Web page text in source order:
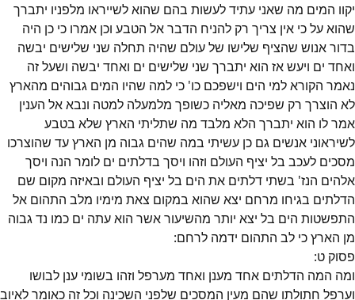
יקוו המים מה שאני עתיד לעשות בהם שהוא לשייראו מלפניו יתברך
שהוא על כי אין צריך רק להניח הדבר אל הטבע וכן אמרו כי כן היה
בדור אנוש שהציף שלישו של עולם שהיה תחלה שני שלישים יבשה
ואחד ים ויעש אז הוא יתברך שני שלישים ים ואחד יבשה ושעל זה
נאמר הקורא למי הים וישפכם כו' כי למה שהיו המים גבוהים מהארץ
לא הוצרך רק שפיכה מאליה כשופך מלמעלה למטה ונבא אל הענין
אמר לו הוא יתברך הלא מלבד מה שתליתי הארץ שלא בטבע
לשיראוני אנשים גם כן עשיתי במה שהים גבוה מן הארץ עד שהוצרכו
מסכים לעכב בל יציף העולם וזהו ויסך בדלתים ים לומר הנה ויסך
אלהים הנז' בשתי דלתים את הים בל יציף העולם ובאיזה מקום שם
הדלתים בגיחו מרחם יצא שהוא במקום צאת מימיו מלב התהום אל
התפשטות הים בל יצא יותר מהשיעור אשר הוא עתה ים כמו נד גבוה
מן הארץ כי לב התהום ידמה לרחם:
פסוק ט:
ומה המה הדלתים אחד מענן ואחד מערפל וזהו בשומי ענן לבושו
וערפל חתולתו שהם מעין המסכים שלפני השכינה וכל זה כאומר לאיוב